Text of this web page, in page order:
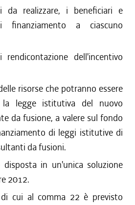
da realizzare, i beneficiari e
finanziamento a ciascuno
dell'incentivo
risorse che potranno essere
la legge istitutiva del nuovo
da fusione, a valere sul fondo
di leggi istitutive di
da fusioni.
disposta in un'unica soluzione
2012.
cui al comma 22 è previsto